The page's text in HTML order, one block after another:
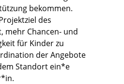
bekommen.
des
mehr Chancen- und
für Kinder zu
der Angebote
Standort ein*e